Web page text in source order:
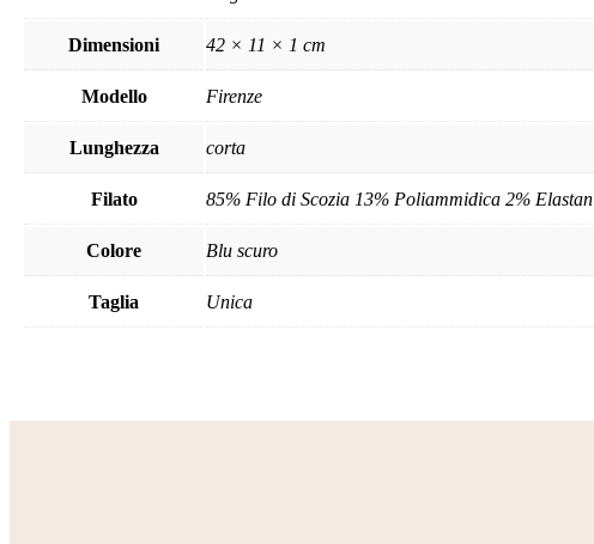
Dimensioni 42 × 11 × 1 cm
Modello Firenze
Lunghezza corta
Filato 85% Filo di Scozia 13% Poliammidica 2% Elastan
Colore Blu scuro
Taglia Unica